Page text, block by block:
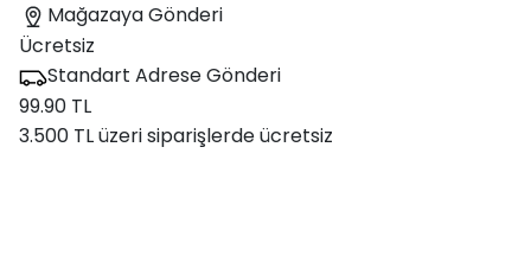
Mağazaya Gönderi
Ücretsiz
Standart Adrese Gönderi
99.90 TL
3.500 TL üzeri siparişlerde ücretsiz